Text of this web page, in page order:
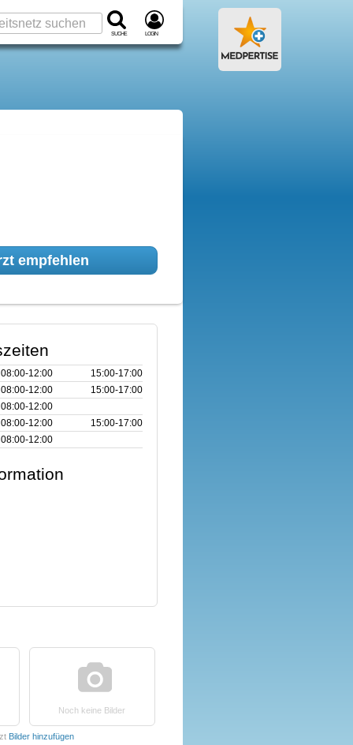
Suche Login
empfehlen
08:00‑12:00
15:00‑17:00
08:00‑12:00
15:00‑17:00
08:00‑12:00
08:00‑12:00
15:00‑17:00
08:00‑12:00
Noch keine Bilder
Bilder hinzufügen